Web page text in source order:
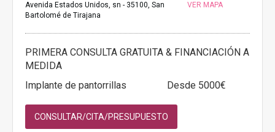
Avenida Estados Unidos, sn - 35100, San
Bartolomé de Tirajana
VER MAPA
PRIMERA CONSULTA GRATUITA & FINANCIACIÓN A
MEDIDA
Implante de pantorrillas
Desde 5000€
CONSULTAR/CITA/PRESUPUESTO